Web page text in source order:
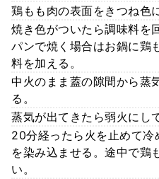
鶏もも肉の表面をきつね色
焼き色がついたら調味料を
パンで焼く場合はお鍋に鶏
料を加える。
中火のまま蓋の隙間から蒸
る。
蒸気が出てきたら弱火にし
20分経ったら火を止めて冷
を染み込ませる。途中で鶏
い。